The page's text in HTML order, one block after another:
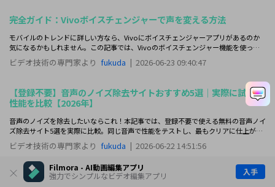
Filmora - AI動画編集アプリ
強力でシンプルなビデオ編集アプリ
入手
完全ガイド：Vivoボイスチェンジャーで声を変える方法
モバイルのトレンドに詳しい方なら、Vivoにボイスチェンジャーアプリがあるのか
気になるかもしれません。この記事では、Vivoのボイスチェンジャー機能を使って
声を変える方法を解説します。
ビデオ技術の専門家より fukuda | 2026-06-23 09:40:47
【登録不要】音声のノイズ除去サイトおすすめ5選｜実際に試して
性能を比較【2026年】
音声のノイズを除去したいならこれ！本記事では、登録不要で使える無料の音声ノイ
ズ除去サイト5選を実際に比較。同じ音声で性能をテストし、最もクリアに仕上がる
サイトを紹介します。無料ツールの限界や高音質化のコツも解説。
ビデオ技術の専門家より fukuda | 2026-06-22 14:51:56
音楽と声を分けるサイト比較！AI分離の仕組みと、Filmoraで完結